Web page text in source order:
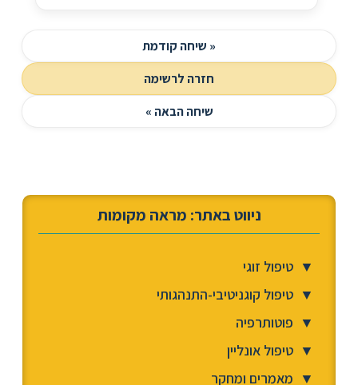
« שיחה קודמת
חזרה לרשימה
שיחה הבאה »
ניווט באתר: מראה מקומות
▼ טיפול זוגי
▼ טיפול קוגניטיבי-התנהגותי
▼ פוטותרפיה
▼ טיפול אונליין
▼ מאמרים ומחקר